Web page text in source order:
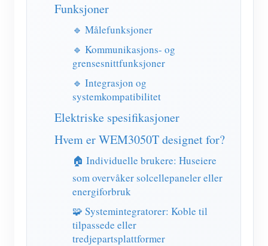
System for energiprognoser og -simulering
applikasjoner
Solar PV System Energy Monitor
Overvåker for strømforbruk
PV varmeapparat kontrollsystem
Hjemmeautomatisering
Fabrikkenergiovervåking
butikk
Ressurser
Hurtigstart for produktet
Dokument
Opplæringsvideo
Nyheter
Blogger
Samfunnet
Utvikler
Utforske
Belønningsprogram
Ta kontakt med
Om oss
Funksjoner
🔹 Målefunksjoner
🔹 Kommunikasjons- og
grensesnittfunksjoner
🔹 Integrasjon og
systemkompatibilitet
Elektriske spesifikasjoner
Hvem er WEM3050T designet for?
🏠 Individuelle brukere: Huseiere
som overvåker solcellepaneler eller
energiforbruk
🧩 Systemintegratorer: Koble til
tilpassede eller
tredjepartsplattformer